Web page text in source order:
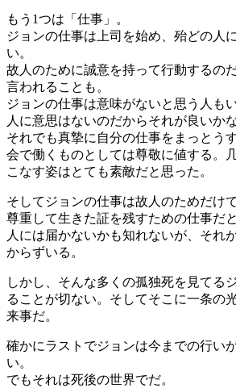
もう1つは「仕事」。
ジョンの仕事は上司を始め、殆どの人
い。
故人のために誠意を持って行動するの
言われることも。
ジョンの仕事は意味がないと思う人も
人に意思はないのだからそれが良いか
それでも真摯に自分の仕事をまっとう
会で働くものとしては尊敬に値する。
こなす姿はとても素敵だと思った。
そしてジョンの仕事は故人のためだけ
尊重して生きた証を残すための仕事だ
人には届かないかも知れないが、それ
からずいる。
しかし、そんな多くの孤独死を見てる
ることが切ない。そしてそこに一条の
来事だ。
確かにラストでジョンは今までの行い
い。
でもそれは死後の世界でだ。